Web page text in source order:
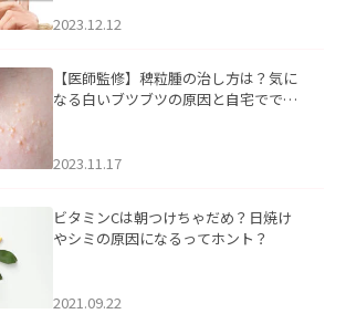
2023.12.12
【医師監修】稗粒腫の治し方は？気に
なる白いブツブツの原因と自宅ででき
2023.11.17
ビタミンCは朝つけちゃだめ？日焼け
やシミの原因になるってホント？
2021.09.22